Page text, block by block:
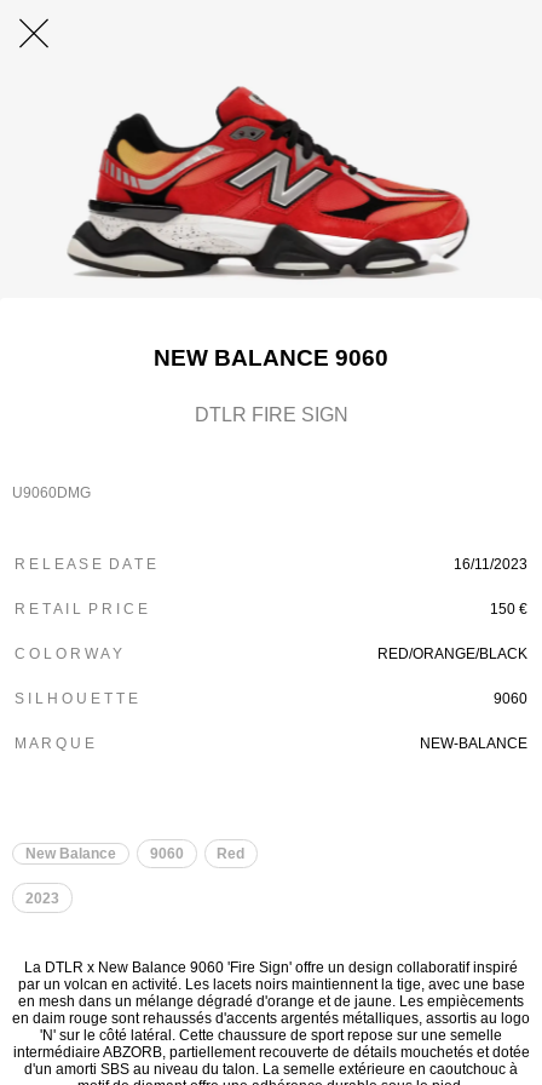
NEW BALANCE 9060
DTLR FIRE SIGN
U9060DMG
R E L E A S E D A T E 16/11/2023
R E T A I L P R I C E 150 €
C O L O R W A Y RED/ORANGE/BLACK
S I L H O U E T T E 9060
M A R Q U E NEW-BALANCE
New Balance 9060 Red
2023
La DTLR x New Balance 9060 'Fire Sign' offre un design collaboratif inspiré
par un volcan en activité. Les lacets noirs maintiennent la tige, avec une base
en mesh dans un mélange dégradé d'orange et de jaune. Les empiècements
en daim rouge sont rehaussés d'accents argentés métalliques, assortis au logo
'N' sur le côté latéral. Cette chaussure de sport repose sur une semelle
intermédiaire ABZORB, partiellement recouverte de détails mouchetés et dotée
d'un amorti SBS au niveau du talon. La semelle extérieure en caoutchouc à